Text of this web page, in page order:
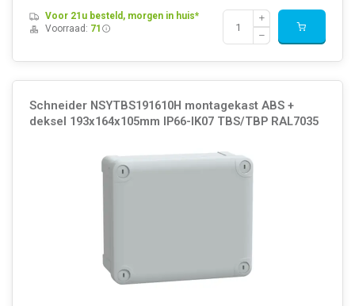
Voor 21u besteld, morgen in huis*
Voorraad: 71
Schneider NSYTBS191610H montagekast ABS +
deksel 193x164x105mm IP66-IK07 TBS/TBP RAL7035